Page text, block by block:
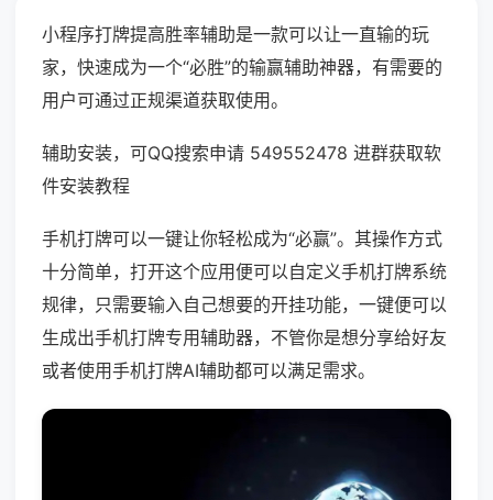
小程序打牌提高胜率辅助是一款可以让一直输的玩
家，快速成为一个“必胜”的输赢辅助神器，有需要的
用户可通过正规渠道获取使用。
辅助安装，可QQ搜索申请 549552478 进群获取软
件安装教程
手机打牌可以一键让你轻松成为“必赢”。其操作方式
十分简单，打开这个应用便可以自定义手机打牌系统
规律，只需要输入自己想要的开挂功能，一键便可以
生成出手机打牌专用辅助器，不管你是想分享给好友
或者使用手机打牌AI辅助都可以满足需求。